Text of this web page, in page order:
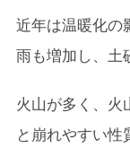
近年は温暖化の
雨も増加し、土
火山が多く、火
と崩れやすい性